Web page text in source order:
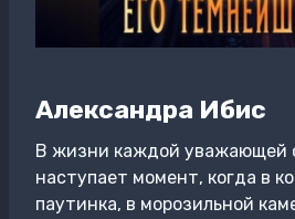
Александра Ибис
В жизни каждой уважающей
наступает момент, когда в
паутинка, в морозильной